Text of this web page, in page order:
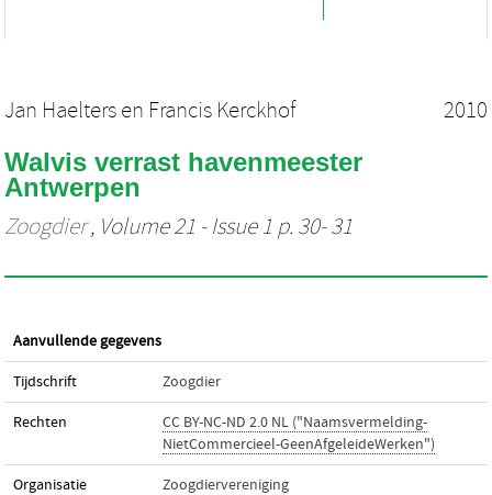
Jan Haelters en Francis Kerckhof 2010
Walvis verrast havenmeester
Antwerpen
Zoogdier, Volume 21 - Issue 1 p. 30- 31
Aanvullende gegevens
Tijdschrift Zoogdier
Rechten
CC BY-NC-ND 2.0 NL ("Naamsvermelding-
NietCommercieel-GeenAfgeleideWerken")
Organisatie Zoogdiervereniging